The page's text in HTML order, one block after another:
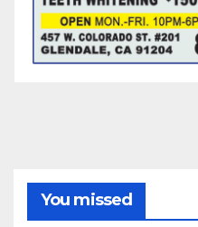
You missed